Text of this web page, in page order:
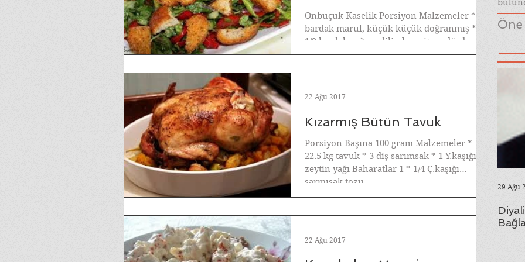
Onbuçuk Kaselik Porsiyon Malzemeler * 2
bardak marul, küçük küçük doğranmış *
1/2 bardak soğan, dilimlenmiş ve dörde
bölünmüş * ...
Kızarmış Bütün Tavuk
Porsiyon Başına 100 gram Malzemeler *
22.5 kg tavuk * 3 diş sarımsak * 1 Y.kaşığı
zeytin yağı Baharatlar 1 * 1/4 Ç.kaşığı
sarmısak tozu...
22 Ağu 2017
22 Ağu 2017
29 Ağu